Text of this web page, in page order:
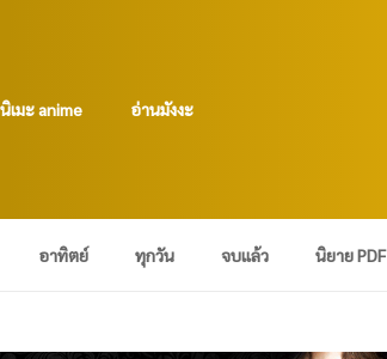
เมะ anime อ่านมังงะ
อาทิตย์ ทุกวัน จบแล้ว นิยาย PDF